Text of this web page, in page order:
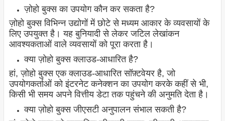
ज़ोहो बुक्स का उपयोग कौन कर सकता है?
ज़ोहो बुक्स विभिन्न उद्योगों में छोटे से मध्यम आकार के व्यवसायों के
लिए उपयुक्त है। यह बुनियादी से लेकर जटिल लेखांकन
आवश्यकताओं वाले व्यवसायों को पूरा करता है।
क्या ज़ोहो बुक्स क्लाउड-आधारित है?
हां, ज़ोहो बुक्स एक क्लाउड-आधारित सॉफ़्टवेयर है, जो
उपयोगकर्ताओं को इंटरनेट कनेक्शन का उपयोग करके कहीं से भी,
किसी भी समय अपने वित्तीय डेटा तक पहुंचने की अनुमति देता है।
क्या ज़ोहो बुक्स जीएसटी अनुपालन संभाल सकती है?